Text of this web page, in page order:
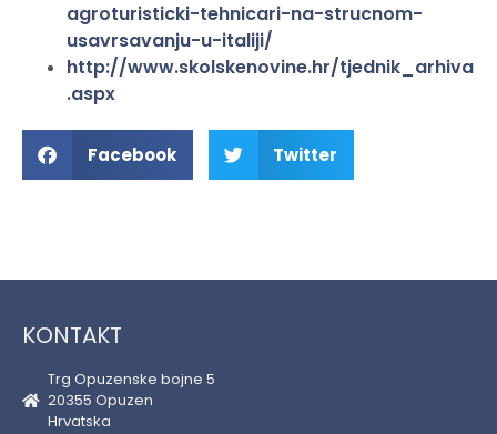
agroturisticki-tehnicari-na-strucnom-
usavrsavanju-u-italiji/
http://www.skolskenovine.hr/tjednik_arhiva
.aspx
Facebook Twitter
KONTAKT
Trg Opuzenske bojne 5
20355 Opuzen
Hrvatska